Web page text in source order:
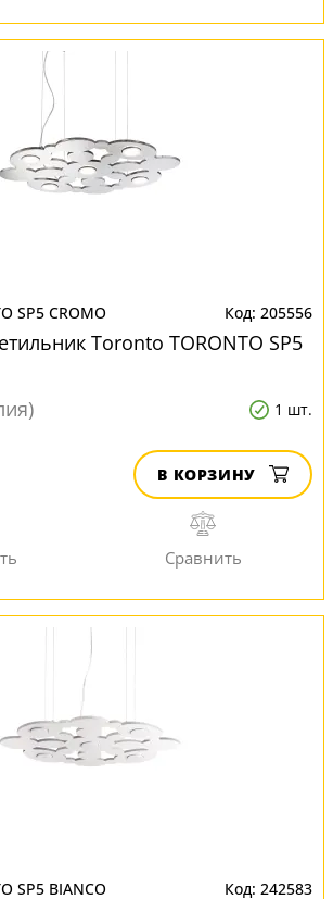
SP5 CROMO 205556
Toronto TORONTO SP5
1 шт.
В КОРЗИНУ
SP5 BIANCO 242583